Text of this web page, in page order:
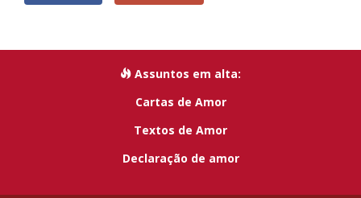
Assuntos em alta:
Cartas de Amor
Textos de Amor
Declaração de amor